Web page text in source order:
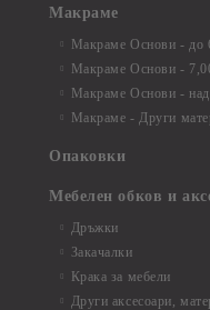
Макраме
Макраме Основи - до
Макраме Основи -
Макраме Основи -
Макраме - Други
Опаковки
Мебелен обков и
Дръжки
Закачалки
Крака за мебели
Други аксесоари,